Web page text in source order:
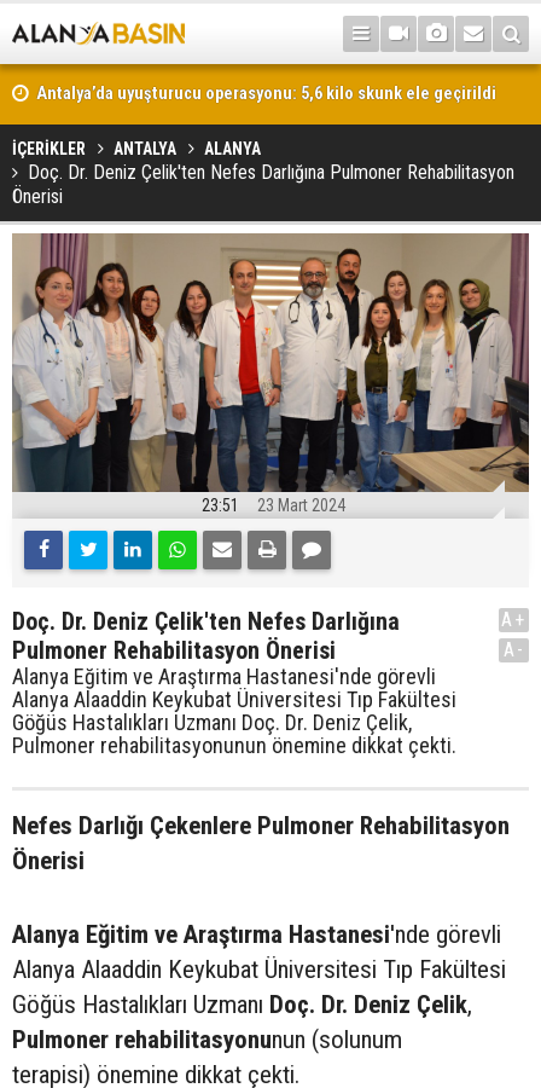
Antalya’da uyuşturucu operasyonu: 5,6 kilo skunk ele geçirildi
İÇERİKLER ANTALYA ALANYA
Doç. Dr. Deniz Çelik'ten Nefes Darlığına Pulmoner Rehabilitasyon
Önerisi
23:51 23 Mart 2024
Doç. Dr. Deniz Çelik'ten Nefes Darlığına
Pulmoner Rehabilitasyon Önerisi
Alanya Eğitim ve Araştırma Hastanesi'nde görevli
Alanya Alaaddin Keykubat Üniversitesi Tıp Fakültesi
Göğüs Hastalıkları Uzmanı Doç. Dr. Deniz Çelik,
Pulmoner rehabilitasyonunun önemine dikkat çekti.
A+
A-
Nefes Darlığı Çekenlere Pulmoner Rehabilitasyon
Önerisi
Alanya Eğitim ve Araştırma Hastanesi'nde görevli
Alanya Alaaddin Keykubat Üniversitesi Tıp Fakültesi
Göğüs Hastalıkları Uzmanı Doç. Dr. Deniz Çelik,
Pulmoner rehabilitasyonunun (solunum
terapisi) önemine dikkat çekti.